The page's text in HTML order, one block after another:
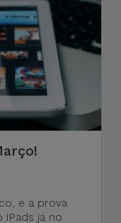
e a prova
já no